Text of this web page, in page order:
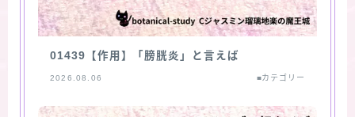
01439【作用】「膀胱炎」と言えば
2026.08.06 ■カテゴリー